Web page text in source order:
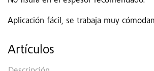
Aplicación fácil, se trabaja muy
Artículos